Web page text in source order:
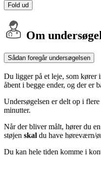
Fold ud
Om
Sådan foregår undersøgelsen
Du ligger på et leje, som kører
åbent i begge ender, og der er
Undersøgelsen er delt op i
minutter.
Når der bliver målt, hører du
støjen skal du have høreværn/
Du kan hele tiden komme i